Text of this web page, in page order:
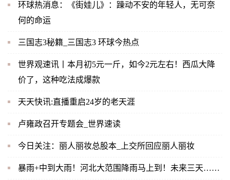
环球热消息：《街娃儿》：躁动不安的年轻人，无可奈
何的命运
三国志3秘籍_三国志3 环球今热点
世界观速讯丨本月初5元一斤，如今2元左右！西瓜大降
价了，这种吃法成爆款
天天快讯:直播重启24岁的老天涯
卢雍政召开专题会_世界速读
今日关注：丽人丽妆总股本_上交所回应丽人丽妆
暴雨+中到大雨！河北大范围降雨马上到！未来三天……